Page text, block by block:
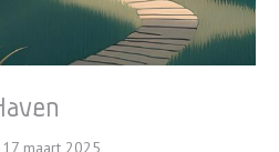
17 maart 2025